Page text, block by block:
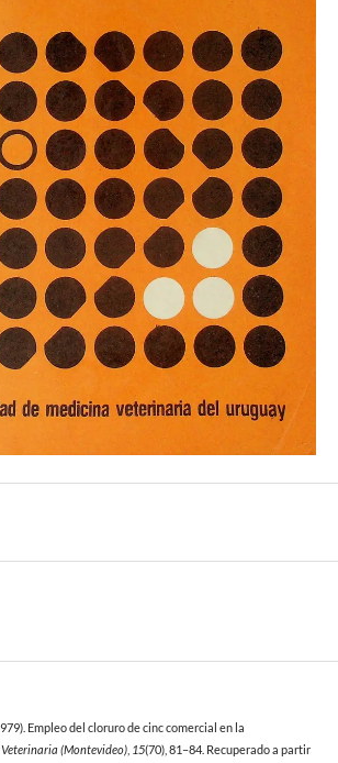
Empleo del cloruro de cinc comercial en la
Veterinaria (Montevideo), 15(70), 81–84. Recuperado a partir